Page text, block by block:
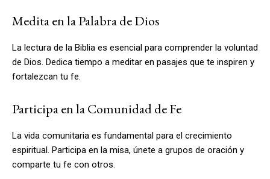
Medita en la Palabra de Dios
La lectura de la Biblia es esencial para comprender la voluntad
de Dios. Dedica tiempo a meditar en pasajes que te inspiren y
fortalezcan tu fe.
Participa en la Comunidad de Fe
La vida comunitaria es fundamental para el crecimiento
espiritual. Participa en la misa, únete a grupos de oración y
comparte tu fe con otros.